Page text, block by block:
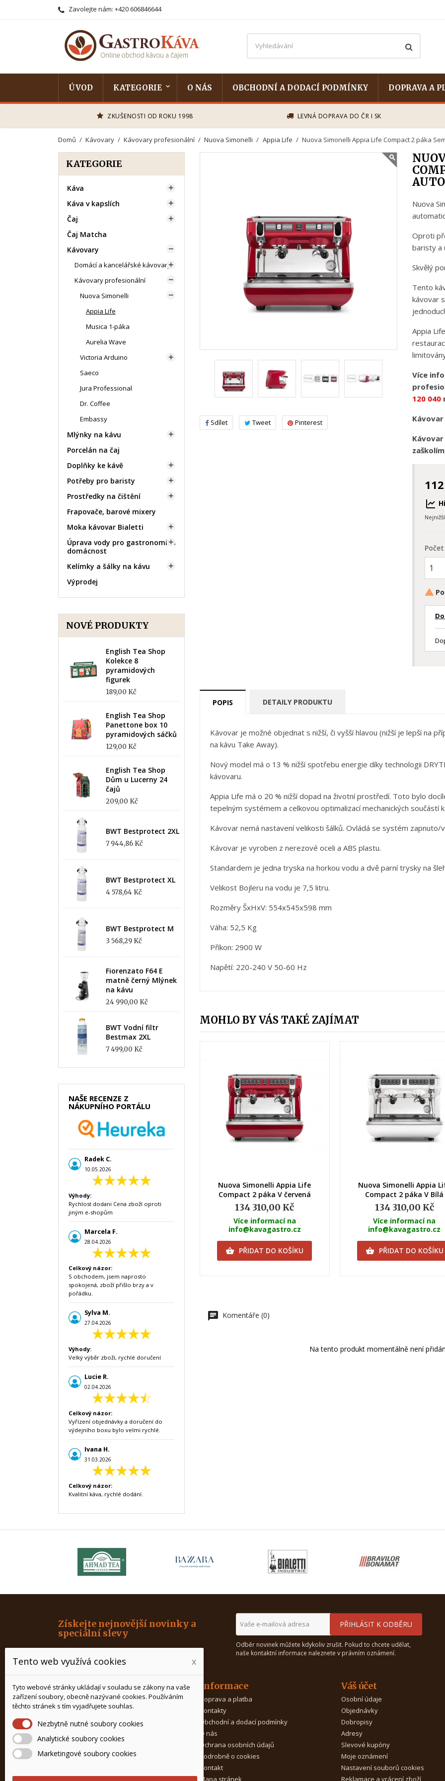
Zavolejte nám: +420 606846644
ÚVOD KATEGORIE O NÁS OBCHODNÍ A DODACÍ PODMÍNKY DOPRAVA A
ZKUŠENOSTI OD ROKU 1998 LEVNÁ DOPRAVA DO ČR I SK
Domů Kávovary Kávovary profesionální Nuova Simonelli Appia Life Nuova Simonelli Appia Life Compact 2 páka
KATEGORIE
Káva 
Káva v kapslích 
Čaj 
Čaj Matcha
Kávovary

Domácí a kancelářské kávovary
Kávovary profesionální 
Nuova Simonelli 
Appia Life
Musica 1-páka
Aurelia Wave
Victoria Arduino

Saeco
Jura Professional
Dr. Coffee
Embassy
Mlýnky na kávu 
Porcelán na čaj
Doplňky ke kávě

Potřeby pro baristy 
Prostředky na čištění 
Frapovače, barové mixery
Moka kávovar Bialetti

Úprava vody pro gastronomii a
domácnost

Kelímky a šálky na kávu 
Výprodej
NOVÉ PRODUKTY
English Tea Shop
Kolekce 8
pyramidových
figurek
189,00 Kč
English Tea Shop
Panettone box 10
pyramidových sáčků
129,00 Kč
English Tea Shop
Dům u Lucerny 24
čajů
209,00 Kč
BWT Bestprotect 2XL
7 944,86 Kč
BWT Bestprotect XL
4 578,64 Kč
BWT Bestprotect M
3 568,29 Kč
Fiorenzato F64 E
matně černý Mlýnek
na kávu
24 990,00 Kč
BWT Vodní filtr
Bestmax 2XL
7 499,00 Kč
NAŠE RECENZE Z
NÁKUPNÍHO PORTÁLU
Radek C.
10.05.2026
Výhody:
Rychlost dodani Cena zboží oproti
jiným e-shopům
Marcela F.
28.04.2026
Celkový názor:
S obchodem, jsem naprosto
spokojená, zboží přišlo brzy a v
pořádku.
Sylva M.
27.04.2026
Výhody:
Velký výběr zboží, rychlé doručení
Lucie R.
02.04.2026
Celkový názor:
Vyřízení objednávky a doručení do
výdejního boxu bylo velmi rychlé.
Ivana H.
31.03.2026
Celkový názor:
Kvalitní káva, rychlé dodání.
Sdílet Tweet Pinterest
Nuova
Oproti
baristy a
Skvělý
Tento
kávovar
Appia
Více
120 040
Počet

POPIS DETAILY PRODUKTU
Kávovar je možné objednat s nižší, či vyšší hlavou (nižší je lepší na
na kávu Take Away).
Nový model má o 13 % nižší spotřebu energie díky technologii
kávovaru.
Appia Life má o 20 % nižší dopad na životní prostředí. Toto bylo
tepelným systémem a celkovou optimalizací mechanických součástí
Kávovar nemá nastavení velikosti šálků. Ovládá se systém zapnuto/
Kávovar je vyroben z nerezové oceli a ABS plastu.
Standardem je jedna tryska na horkou vodu a dvě parní trysky na
Velikost Bojleru na vodu je 7,5 litru.
Rozměry ŠxHxV: 554x545x598 mm
Váha: 52,5 Kg
Příkon: 2900 W
Napětí: 220-240 V 50-60 Hz
MOHLO BY VÁS TAKÉ ZAJÍMAT
Rychlý náhled
Nuova Simonelli Appia Life
Compact 2 páka V červená
134 310,00 Kč
Více informací na
info@kavagastro.cz
 PŘIDAT DO KOŠÍKU
Rychlý náhled
Nuova Simonelli Appia
Compact 2 páka V Bílá
134 310,00 Kč
Více informací na
info@kavagastro.cz
 PŘIDAT DO KOŠÍKU
Komentáře (0)
Na tento produkt momentálně není
Získejte nejnovější novinky a
speciální slevy
Odběr novinek můžete kdykoliv zrušit. Pokud to chcete udělat,
naše kontaktní informace naleznete v právním oznámení.
Produkty
Káva
Čaj
Kávovary
Porcelán na čaj
Doplňky ke kávě
Prostředky na čištění
Informace
Doprava a platba
Kontakty
Obchodní a dodací podmínky
O nás
Ochrana osobních údajů
Podrobně o cookies
Kontakt
Mapa stránek
Váš účet
Osobní údaje
Objednávky
Dobropisy
Adresy
Slevové kupóny
Moje oznámení
Nastavení souborů cookies
Reklamace a vrácení zboží
Tento web využívá cookies x
Tyto webové stránky ukládají v souladu se zákony na vaše
zařízení soubory, obecně nazývané cookies. Používáním
těchto stránek s tím vyjadřujete souhlas.
Nezbytně nutné soubory cookies
Analytické soubory cookies
Marketingové soubory cookies